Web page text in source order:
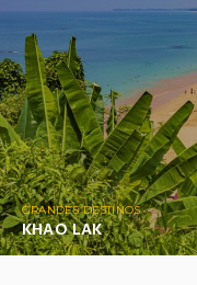
GRANDES DESTINOS
KHAO LAK